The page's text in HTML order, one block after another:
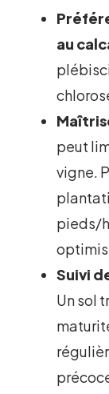
au
peut
vigne.
pieds/
Suivi
Un sol